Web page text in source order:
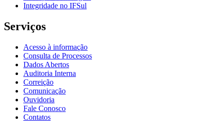
Integridade no IFSul
Serviços
Acesso à informação
Consulta de Processos
Dados Abertos
Auditoria Interna
Correição
Comunicação
Ouvidoria
Fale Conosco
Contatos